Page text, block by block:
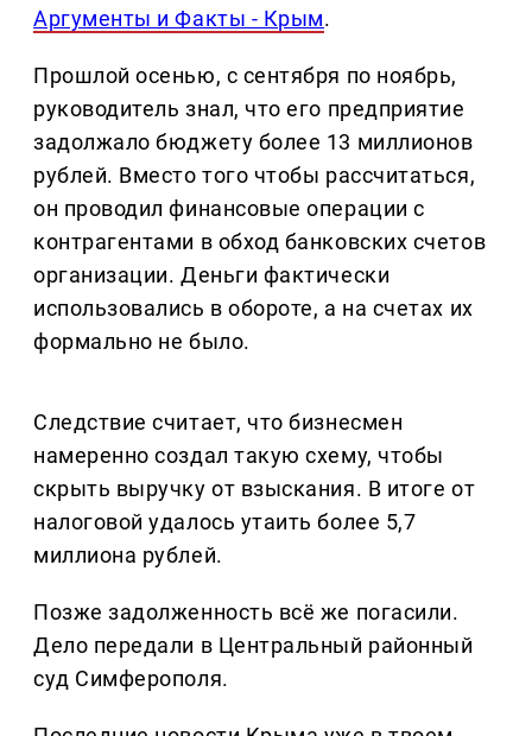
Аргументы и Факты - Крым.
Прошлой осенью, с сентября по ноябрь,
руководитель знал, что его предприятие
задолжало бюджету более 13 миллионов
рублей. Вместо того чтобы рассчитаться,
он проводил финансовые операции с
контрагентами в обход банковских счетов
организации. Деньги фактически
использовались в обороте, а на счетах их
формально не было.
Следствие считает, что бизнесмен
намеренно создал такую схему, чтобы
скрыть выручку от взыскания. В итоге от
налоговой удалось утаить более 5,7
миллиона рублей.
Позже задолженность всё же погасили.
Дело передали в Центральный районный
суд Симферополя.